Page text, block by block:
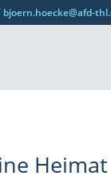
bjoern.hoecke@afd-